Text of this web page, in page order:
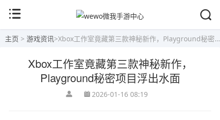
主页 > 游戏资讯>Xbox工作室竟藏第三款神秘新作，Playground秘密项目浮出水面
Xbox工作室竟藏第三款神秘新作，
Playground秘密项目浮出水面
2026-01-16 08:19